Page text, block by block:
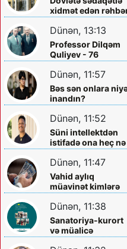
ölümü ilə bağlı
Şəmkir rayon
araşdırma aparılır
xidmət edən
Şəmkir Elektrik
Şəbəkəsinin rəisi
Mehman Xəlilovun
fəaliyyəti
Dünən, 13:13
Professor Dilqəm
Quliyev - 76
Dünən, 11:57
Bəs sən onlara
inandın?
Dünən, 11:52
Süni intellektdən
istifadə ona heç nə
qazandırmadı...
Dünən, 11:47
Vahid aylıq
müavinət kimlərə
verilir? - Dövlət
Komitəsindən
açıqlama vahid-
ayliq-muavinet-
kimlere-verilir
Dünən, 11:38
Sanatoriya-kurort
və müalicə
mərkəzlərinə yola